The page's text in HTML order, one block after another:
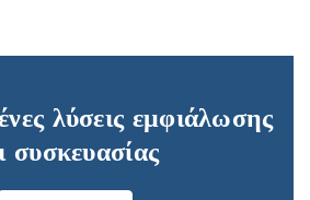
λύσεις εμφιάλωσης
συσκευασίας